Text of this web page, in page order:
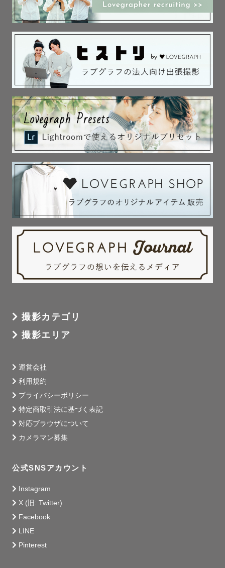
撮影カテゴリ
撮影エリア
運営会社
利用規約
プライバシーポリシー
特定商取引法に基づく表記
対応ブラウザについて
カメラマン募集
公式SNSアカウント
Instagram
X (旧: Twitter)
Facebook
LINE
Pinterest